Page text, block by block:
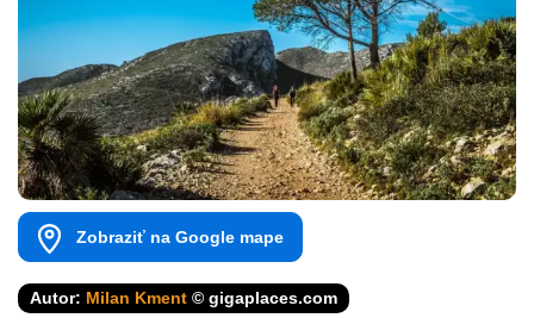
Zobraziť na Google mape
Autor: Milan Kment © gigaplaces.com